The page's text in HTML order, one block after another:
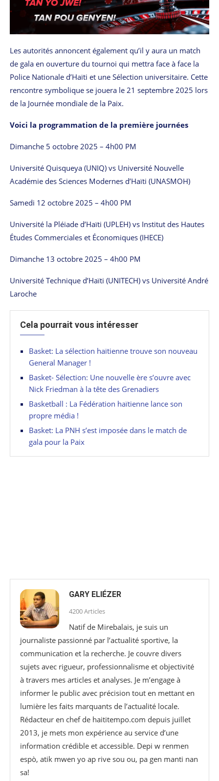
Les autorités annoncent également qu’il y aura un match
de gala en ouverture du tournoi qui mettra face à face la
Police Nationale d’Haïti et une Sélection universitaire. Cette
rencontre symbolique se jouera le 21 septembre 2025 lors
de la Journée mondiale de la Paix.
Voici la programmation de la première journées
Dimanche 5 octobre 2025 – 4h00 PM
Université Quisqueya (UNIQ) vs Université Nouvelle
Académie des Sciences Modernes d’Haïti (UNASMOH)
Samedi 12 octobre 2025 – 4h00 PM
Université la Pléiade d’Haïti (UPLEH) vs Institut des Hautes
Études Commerciales et Économiques (IHECE)
Dimanche 13 octobre 2025 – 4h00 PM
Université Technique d’Haïti (UNITECH) vs Université André
Laroche
Cela pourrait vous intéresser
Basket: La sélection haïtienne trouve son nouveau
General Manager !
Basket- Sélection: Une nouvelle ère s’ouvre avec
Nick Friedman à la tête des Grenadiers
Basketball : La Fédération haïtienne lance son
propre média !
Basket: La PNH s’est imposée dans le match de
gala pour la Paix
GARY ELIÉZER
4200 Articles
Natif de Mirebalais, je suis un
journaliste passionné par l’actualité sportive, la
communication et la recherche. Je couvre divers
sujets avec rigueur, professionnalisme et objectivité
à travers mes articles et analyses. Je m’engage à
informer le public avec précision tout en mettant en
lumière les faits marquants de l’actualité locale.
Rédacteur en chef de haititempo.com⁠ depuis juillet
2013, je mets mon expérience au service d’une
information crédible et accessible. Depi w renmen
espò, atik mwen yo ap rive sou ou, pa gen manti nan
sa!